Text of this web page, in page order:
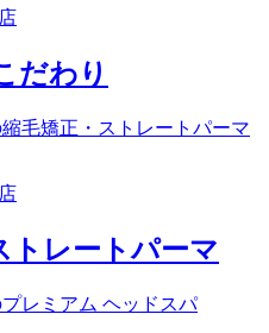
だわり
トレートパーマ